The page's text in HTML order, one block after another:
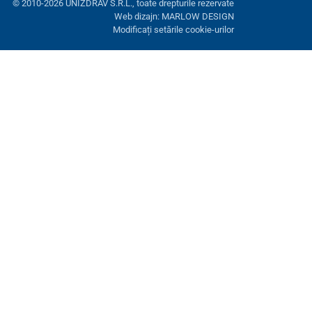
© 2010-2026 UNIZDRAV S.R.L., toate drepturile rezervate
Web dizajn: MARLOW DESIGN
Modificați setările cookie-urilor